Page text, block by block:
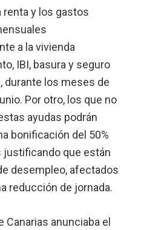
renta y los gastos
a la vivienda
IBI, basura y seguro
durante los meses de
Por otro, los que no
ayudas podrán
bonificación del 50%
justificando que están
desempleo, afectados
reducción de jornada.
Canarias anunciaba el